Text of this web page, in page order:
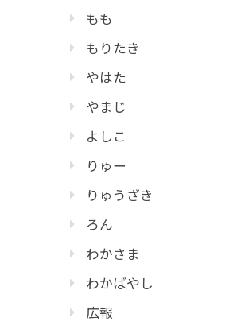
もも
もりたき
やはた
やまじ
よしこ
りゅー
りゅうざき
ろん
わかさま
わかばやし
広報